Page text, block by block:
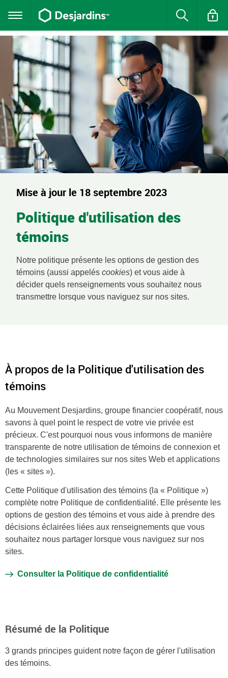
au
principal
Menu
principal
Rechercher
Vous
quittez
section.
Mise à jour le 18 septembre 2023
Politique d'utilisation des
témoins
Notre politique présente les options de gestion des
témoins (aussi appelés cookies) et vous aide à
décider quels renseignements vous souhaitez nous
transmettre lorsque vous naviguez sur nos sites.
À propos de la Politique d'utilisation des
témoins
Au Mouvement Desjardins, groupe financier coopératif, nous
savons à quel point le respect de votre vie privée est
précieux. C'est pourquoi nous vous informons de manière
transparente de notre utilisation de témoins de connexion et
de technologies similaires sur nos sites Web et applications
(les « sites »).
Cette Politique d'utilisation des témoins (la « Politique »)
complète notre Politique de confidentialité. Elle présente les
options de gestion des témoins et vous aide à prendre des
décisions éclairées liées aux renseignements que vous
souhaitez nous partager lorsque vous naviguez sur nos
sites.
Consulter la Politique de confidentialité
Résumé de la Politique
3 grands principes guident notre façon de gérer l'utilisation
des témoins.